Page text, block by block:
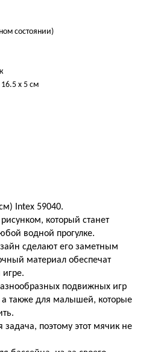
состоянии)
х 5 см
Intex 59040.
который станет
водной прогулке.
сделают его заметным
материал обеспечат
игре.
подвижных игр
также для малышей, которые
задача, поэтому этот мячик не